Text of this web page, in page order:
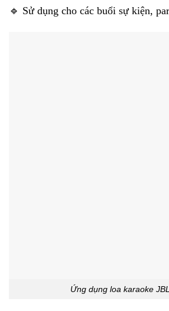
🔹 Sử dụng cho các buổi sự kiện,
Ứng dụng loa karaoke